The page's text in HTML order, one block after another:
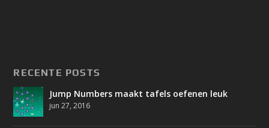
RECENTE POSTS
Jump Numbers maakt tafels oefenen leuk
jun 27, 2016